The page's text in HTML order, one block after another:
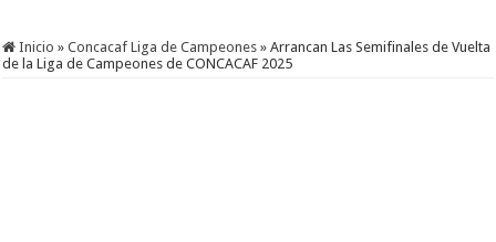
Inicio » Concacaf Liga de Campeones » Arrancan Las Semifinales de Vuelta
de la Liga de Campeones de CONCACAF 2025